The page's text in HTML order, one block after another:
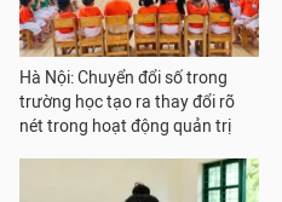
Hà Nội: Chuyển đổi số trong
trường học tạo ra thay đổi rõ
nét trong hoạt động quản trị